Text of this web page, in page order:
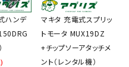
ハンデ
マキタ 充電式スプリッ
トモータ MUX19DZ
+チップソーアタッチメ
ント（レンタル機）